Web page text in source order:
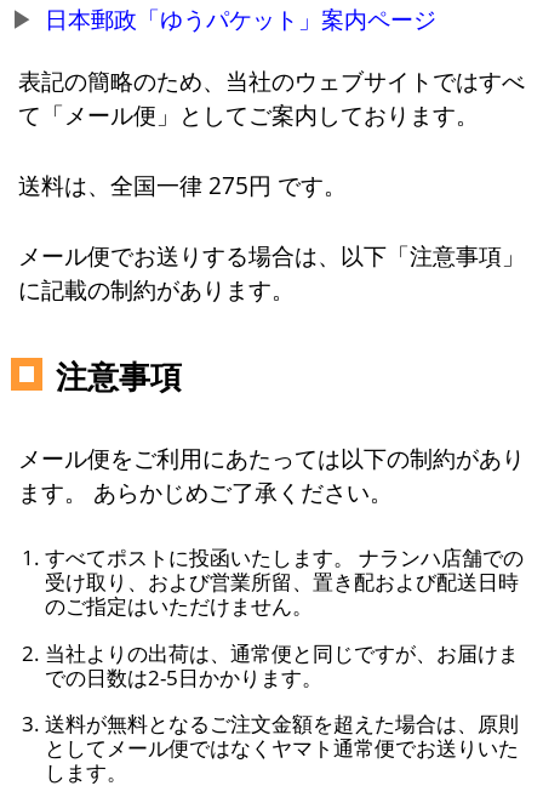
日本郵政「ゆうパケット」案内ページ
表記の簡略のため、当社のウェブサイトではすべ
て「メール便」としてご案内しております。
送料は、全国一律 275円 です。
メール便でお送りする場合は、以下「注意事項」
に記載の制約があります。
注意事項
メール便をご利用にあたっては以下の制約があり
ます。 あらかじめご了承ください。
すべてポストに投函いたします。 ナランハ店舗での
受け取り、および営業所留、置き配および配送日時
のご指定はいただけません。
当社よりの出荷は、通常便と同じですが、お届けま
での日数は2-5日かかります。
送料が無料となるご注文金額を超えた場合は、原則
としてメール便ではなくヤマト通常便でお送りいた
します。